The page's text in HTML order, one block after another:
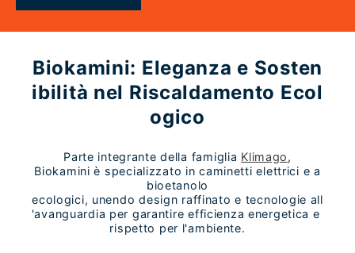
Biokamini: Eleganza e Sosten
ibilità nel Riscaldamento Ecol
ogico
Parte integrante della famiglia Klimago,
Biokamini è specializzato in caminetti elettrici e a
bioetanolo
ecologici, unendo design raffinato e tecnologie all
'avanguardia per garantire efficienza energetica e
rispetto per l'ambiente.